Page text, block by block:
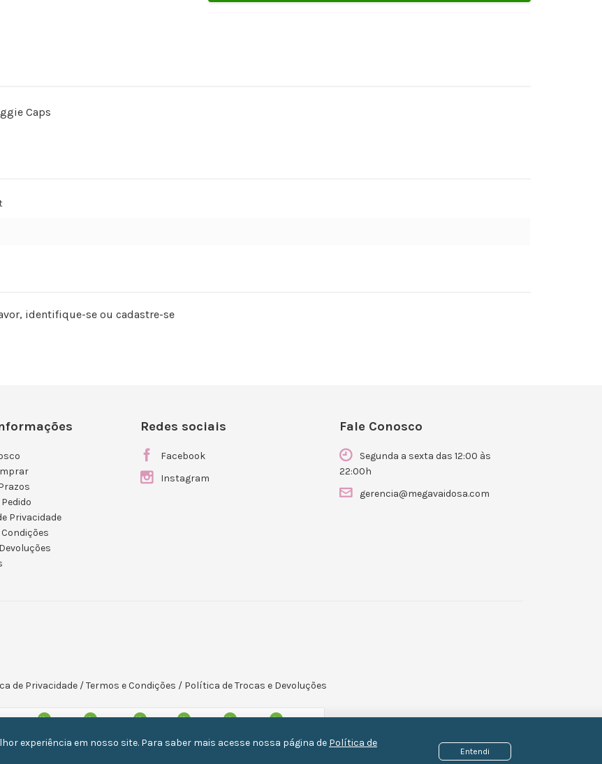
experiência em nosso site. Para saber mais acesse nossa página de Política de
Entendi
Caps
identifique-se oucadastre-se
Privacidade
Redes sociais
Facebook
Instagram
Fale Conosco
Segunda a sexta das 12:00 às
22:00h
gerencia@megavaidosa.com
de Privacidade /Termos e Condições / Política de Trocas e Devoluções